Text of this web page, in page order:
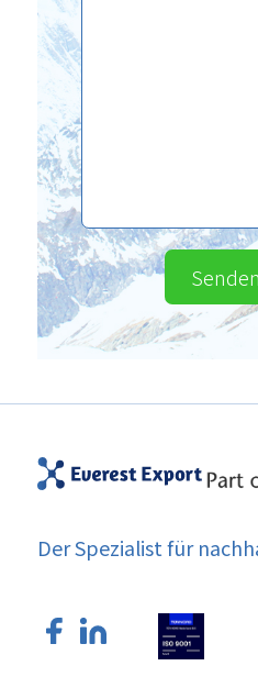
Senden
Der Spezialist für